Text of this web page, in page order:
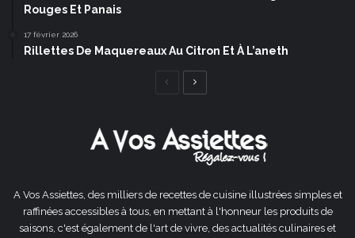
Rouges Et Panais
17 février 2026
Rillettes De Maquereaux Au Citron Et À L’aneth
Page
A Vos Assiettes, des milliers de recettes de cuisine illustrées simples et
raffinées accessibles à tous, en mettant à l'honneur les produits de
saisons, c'est également de l'art de vivre, des actualités culinaires et